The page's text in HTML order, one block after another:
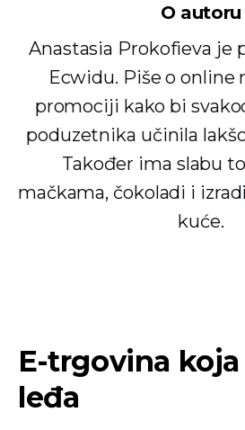
O autoru
Anastasia Prokofieva je
Ecwidu. Piše o
promociji kako bi
poduzetnika učinila
Također ima slabu
mačkama, čokoladi i
kuće.
E-trgovina
leđa